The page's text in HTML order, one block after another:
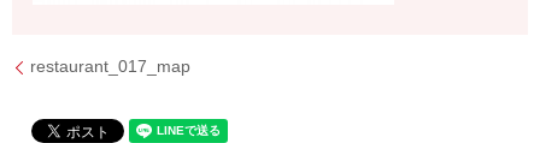
restaurant_017_map